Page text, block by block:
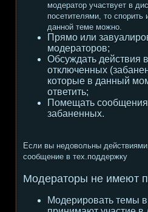
модератор участвует в
посетителями, то спорить
данной теме можно.
Прямо или
модераторов;
Обсуждать действия
отключенных
которые в данный
ответить;
Помещать
забаненных.
Если вы недовольны
сообщение в тех.поддержку
Модераторы не имеют
Модерировать темы